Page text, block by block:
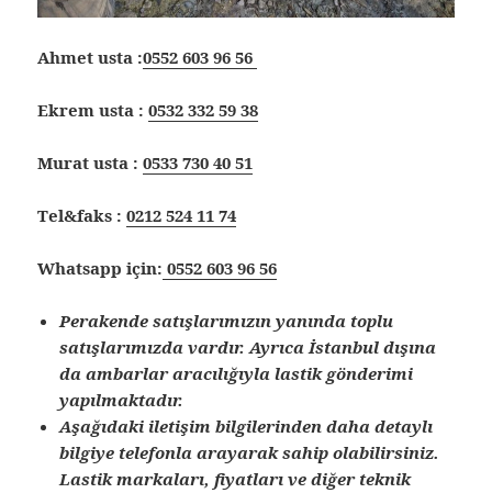
Ahmet usta :0552 603 96 56
Ekrem usta :0532 332 59 38
Murat usta :0533 730 40 51
Tel&faks :0212 524 11 74
Whatsapp için: 0552 603 96 56
Perakende satışlarımızın yanında toplu
satışlarımızda vardır. Ayrıca İstanbul dışına
da ambarlar aracılığıyla lastik gönderimi
yapılmaktadır.
Aşağıdaki iletişim bilgilerinden daha detaylı
bilgiye telefonla arayarak sahip olabilirsiniz.
Lastik markaları, fiyatları ve diğer teknik